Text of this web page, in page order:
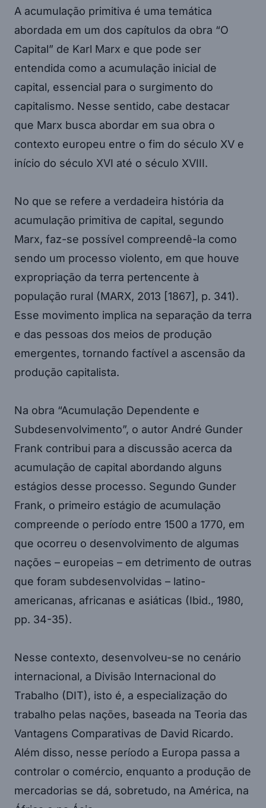
A acumulação primitiva é uma temática
abordada em um dos capítulos da obra “O
Capital” de Karl Marx e que pode ser
entendida como a acumulação inicial de
capital, essencial para o surgimento do
capitalismo. Nesse sentido, cabe destacar
que Marx busca abordar em sua obra o
contexto europeu entre o fim do século XV e
início do século XVI até o século XVIII.
No que se refere a verdadeira história da
acumulação primitiva de capital, segundo
Marx, faz-se possível compreendê-la como
sendo um processo violento, em que houve
expropriação da terra pertencente à
população rural (MARX, 2013 [1867], p. 341).
Esse movimento implica na separação da terra
e das pessoas dos meios de produção
emergentes, tornando factível a ascensão da
produção capitalista.
Na obra “Acumulação Dependente e
Subdesenvolvimento”, o autor André Gunder
Frank contribui para a discussão acerca da
acumulação de capital abordando alguns
estágios desse processo. Segundo Gunder
Frank, o primeiro estágio de acumulação
compreende o período entre 1500 a 1770, em
que ocorreu o desenvolvimento de algumas
nações – europeias – em detrimento de outras
que foram subdesenvolvidas – latino-
americanas, africanas e asiáticas (Ibid., 1980,
pp. 34-35).
Nesse contexto, desenvolveu-se no cenário
internacional, a Divisão Internacional do
Trabalho (DIT), isto é, a especialização do
trabalho pelas nações, baseada na Teoria das
Vantagens Comparativas de David Ricardo.
Além disso, nesse período a Europa passa a
controlar o comércio, enquanto a produção de
mercadorias se dá, sobretudo, na América, na